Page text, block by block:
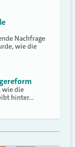
Nachfrage
wie die
wie die
hinter…